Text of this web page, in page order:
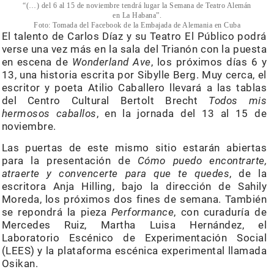
“(…) del 6 al 15 de noviembre tendrá lugar la Semana de Teatro Alemán
en La Habana”.
Foto: Tomada del Facebook de la Embajada de Alemania en Cuba
El talento de Carlos Díaz y su Teatro El Público podrá
verse una vez más en la sala del Trianón con la puesta
en escena de Wonderland Ave, los próximos días 6 y
13, una historia escrita por Sibylle Berg. Muy cerca, el
escritor y poeta Atilio Caballero llevará a las tablas
del Centro Cultural Bertolt Brecht Todos mis
hermosos caballos, en la jornada del 13 al 15 de
noviembre.
Las puertas de este mismo sitio estarán abiertas
para la presentación de Cómo puedo encontrarte,
atraerte y convencerte para que te quedes, de la
escritora Anja Hilling, bajo la dirección de Sahily
Moreda, los próximos dos fines de semana. También
se repondrá la pieza Performance, con curaduría de
Mercedes Ruiz, Martha Luisa Hernández, el
Laboratorio Escénico de Experimentación Social
(LEES) y la plataforma escénica experimental llamada
Osikan.